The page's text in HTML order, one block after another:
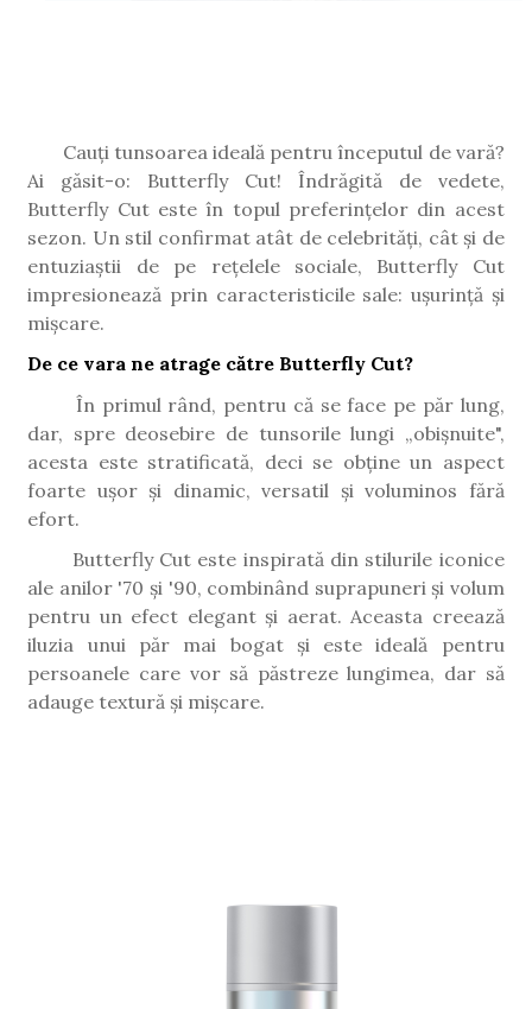
Cauți tunsoarea ideală pentru începutul de vară?
Ai găsit-o: Butterfly Cut! Îndrăgită de vedete,
Butterfly Cut este în topul preferințelor din acest
sezon. Un stil confirmat atât de celebrități, cât și de
entuziaștii de pe rețelele sociale, Butterfly Cut
impresionează prin caracteristicile sale: ușurință și
mișcare.
De ce vara ne atrage către Butterfly Cut?
În primul rând, pentru că se face pe păr lung,
dar, spre deosebire de tunsorile lungi „obișnuite",
acesta este stratificată, deci se obține un aspect
foarte ușor și dinamic, versatil și voluminos fără
efort.
Butterfly Cut este inspirată din stilurile iconice
ale anilor '70 și '90, combinând suprapuneri și volum
pentru un efect elegant și aerat. Aceasta creează
iluzia unui păr mai bogat și este ideală pentru
persoanele care vor să păstreze lungimea, dar să
adauge textură și mișcare.